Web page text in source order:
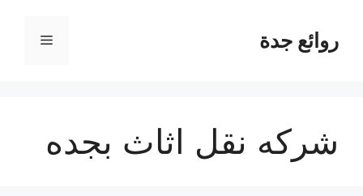
المحتوىروائع جدة القائمة
شركه نقل اثاث بجده